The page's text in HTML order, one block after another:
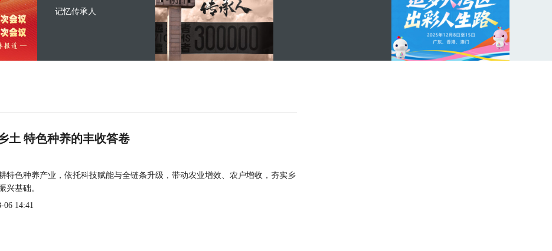
记忆传承人
土 特色种养的丰收答卷
特色种养产业，依托科技赋能与全链条升级，带动农业增效、农户增收，夯实乡
兴基础。
06 14:41